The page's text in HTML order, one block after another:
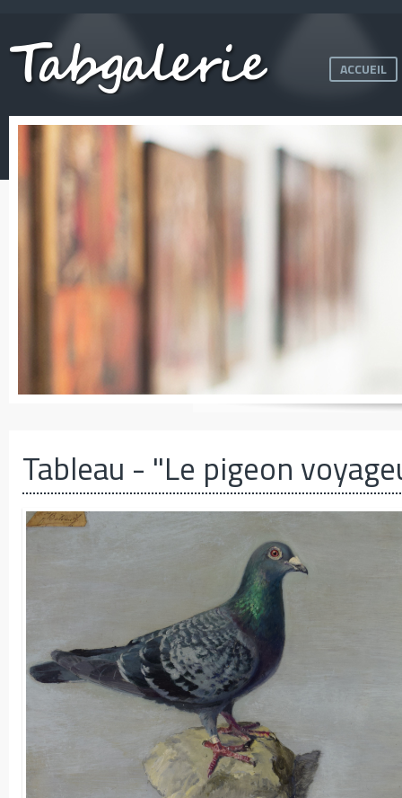
ACCUEIL
Tableau - "Le pigeon